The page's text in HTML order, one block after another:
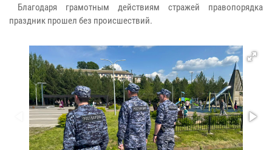
Благодаря грамотным действиям стражей правопорядка
праздник прошел без происшествий.